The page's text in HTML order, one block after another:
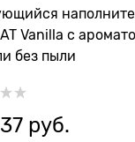
Vanilla с
без пыли
руб.